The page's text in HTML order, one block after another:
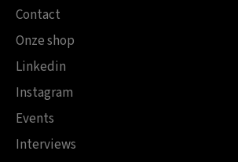
Contact
Onze shop
Linkedin
Instagram
Events
Interviews